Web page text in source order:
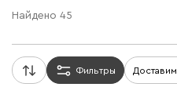
Найдено 45
Фильтры